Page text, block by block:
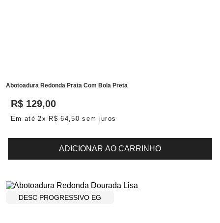
Abotoadura Redonda Prata Com Bola Preta
R$ 129,00
Em até2x R$ 64,50 sem juros
ADICIONAR AO CARRINHO
DESC PROGRESSIVO EG